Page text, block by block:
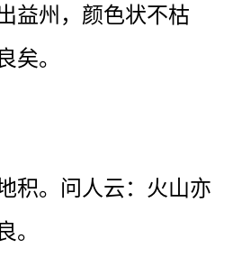
益州，颜色状不枯
矣。
积。问人云：火山亦
。